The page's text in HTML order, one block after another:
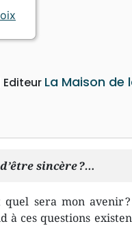
Editeur La Maison de
sincère ?…
quel sera mon avenir
à ces questions